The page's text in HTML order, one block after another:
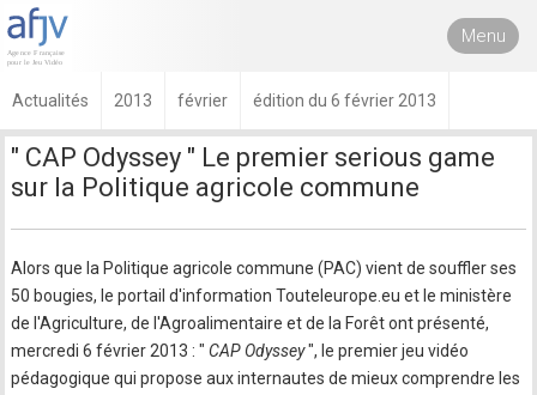
Menu
Actualités 2013 février édition du 6 février 2013
" CAP Odyssey " Le premier serious game
sur la Politique agricole commune
Alors que la Politique agricole commune (PAC) vient de souffler ses
50 bougies, le portail d'information Touteleurope.eu et le ministère
de l'Agriculture, de l'Agroalimentaire et de la Forêt ont présenté,
mercredi 6 février 2013 : " CAP Odyssey", le premier jeu vidéo
pédagogique qui propose aux internautes de mieux comprendre les